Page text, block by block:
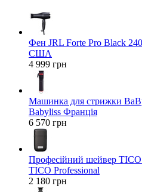
Фен JRL Forte Pro Black
США
4 999 грн
Машинка для стрижки
Babyliss Франція
6 570 грн
Професійний шейвер TICO
TICO Professional
2 180 грн